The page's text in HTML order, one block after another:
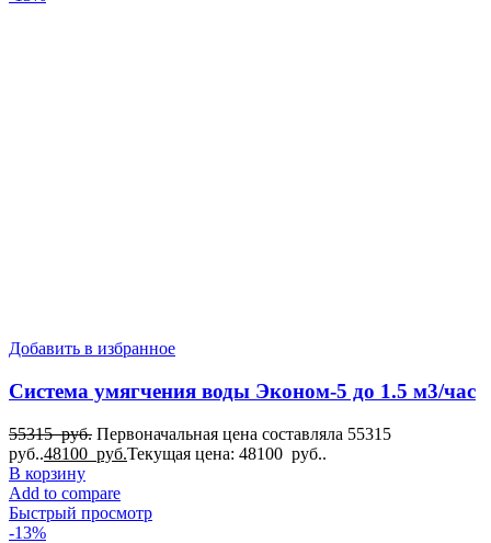
Добавить в избранное
Система умягчения воды Эконом-5 до 1.5 м3/час
55315руб. Первоначальная цена составляла 55315
руб..48100 руб.Текущая цена: 48100 руб..
В корзину
Add to compare
Быстрый просмотр
-13%